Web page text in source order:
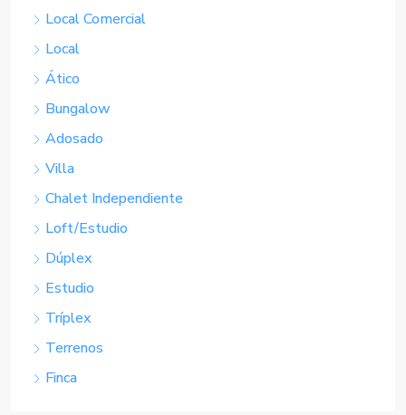
Local Comercial
Local
Ático
Bungalow
Adosado
Villa
Chalet Independiente
Loft/Estudio
Dúplex
Estudio
Tríplex
Terrenos
Finca